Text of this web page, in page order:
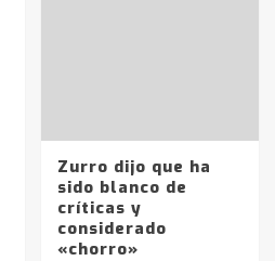
Zurro dijo que ha
sido blanco de
críticas y
considerado
«chorro»